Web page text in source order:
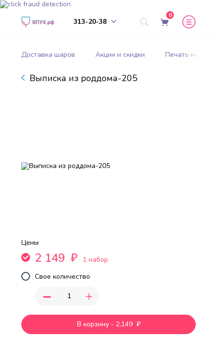
313-20-38
0
Доставка шаров Акции и скидки Печать на
Выписка из роддома-205
Цены
2 149 ₽
1 набор
Свое количество
- +
В корзину - 2,149 ₽